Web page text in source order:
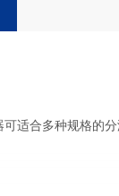
适合多种规格的